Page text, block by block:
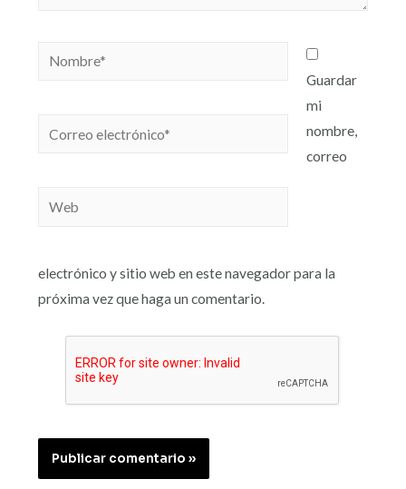
Guardar
mi
nombre,
correo
electrónico y sitio web en este navegador para la
próxima vez que haga un comentario.